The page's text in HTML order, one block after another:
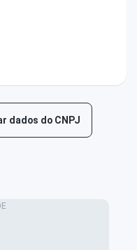
dados do CNPJ